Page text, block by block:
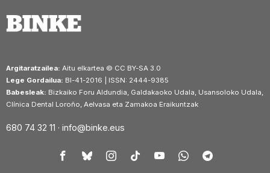
Argitaratzailea: Aitu elkartea © CC BY-SA 3.0
Lege Gordailua: BI-41-2016 | ISSN: 2444-9385
Babesleak: Bizkaiko Foru Aldundia, Galdakaoko Udala, Usansoloko Udala,
Clínica Dental Loroño, Aelvasa eta Zamakoa Eraikuntzak
680 74 32 11 · info@binke.eus